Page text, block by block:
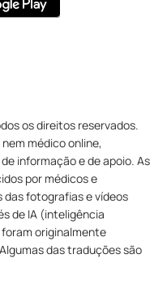
os direitos reservados.
médico online,
informação e de apoio. As
por médicos e
fotografias e vídeos
de IA (inteligência
originalmente
das traduções são